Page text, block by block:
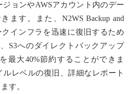
ョンやAWSアカウント内のデー
ます。また、N2WS Backup and
クインフラを迅速に復旧するため
、S3へのダイレクトバックアップ
最大40%節約することができま
レベルの復旧、詳細なレポート
す。